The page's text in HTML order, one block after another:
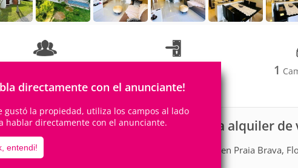
directamente con el anunciante!
gustó la propiedad, utiliza los campos al lado
hablar directamente con el anunciante.
entendi!
0Suites
1
Apartamento para alquiler de
Se alquilan apartamentos en Praia Brava,